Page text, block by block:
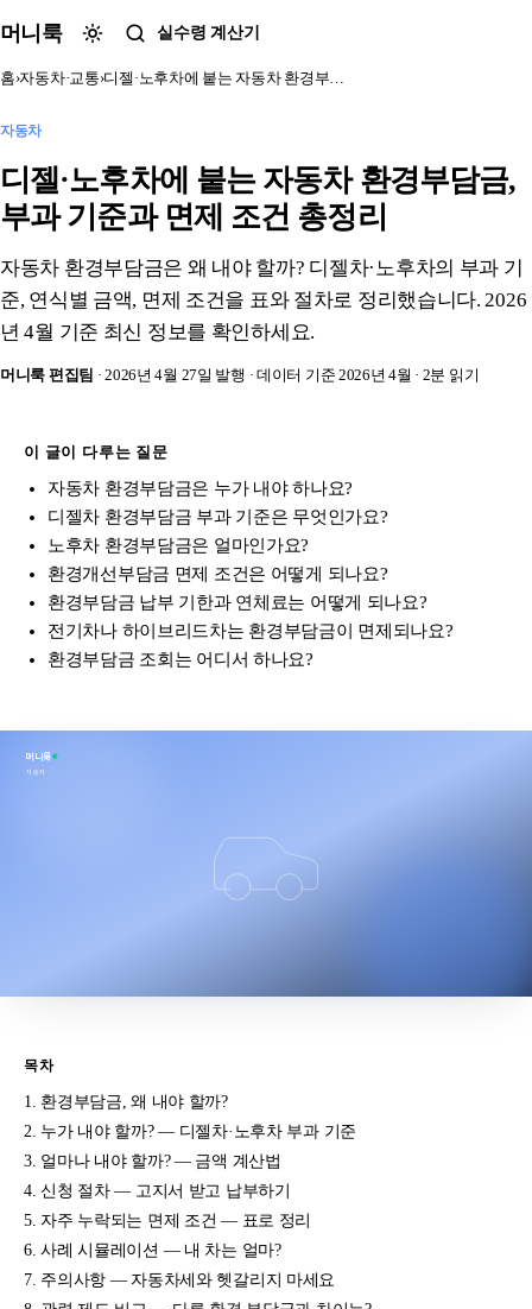
머니룩 실수령 계산기
홈›자동차·교통›디젤·노후차에 붙는 자동차 환경부…
자동차
디젤·노후차에 붙는 자동차 환경부담금,
부과 기준과 면제 조건 총정리
자동차 환경부담금은 왜 내야 할까? 디젤차·노후차의 부과 기
준, 연식별 금액, 면제 조건을 표와 절차로 정리했습니다. 2026
년 4월 기준 최신 정보를 확인하세요.
머니룩 편집팀 · 2026년 4월 27일 발행 · 데이터 기준 2026년 4월 · 2분 읽기
이 글이 다루는 질문
자동차 환경부담금은 누가 내야 하나요?
디젤차 환경부담금 부과 기준은 무엇인가요?
노후차 환경부담금은 얼마인가요?
환경개선부담금 면제 조건은 어떻게 되나요?
환경부담금 납부 기한과 연체료는 어떻게 되나요?
전기차나 하이브리드차는 환경부담금이 면제되나요?
환경부담금 조회는 어디서 하나요?
머니룩
자동차
목차
환경부담금, 왜 내야 할까?
누가 내야 할까? — 디젤차·노후차 부과 기준
얼마나 내야 할까? — 금액 계산법
신청 절차 — 고지서 받고 납부하기
자주 누락되는 면제 조건 — 표로 정리
사례 시뮬레이션 — 내 차는 얼마?
주의사항 — 자동차세와 헷갈리지 마세요